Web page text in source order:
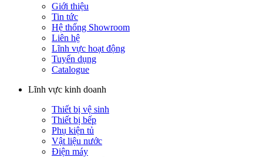
Giới thiệu
Tin tức
Hệ thống Showroom
Liên hệ
Lĩnh vực hoạt động
Tuyển dụng
Catalogue
Lĩnh vực kinh doanh
Thiết bị vệ sinh
Thiết bị bếp
Phụ kiện tủ
Vật liệu nước
Điện máy